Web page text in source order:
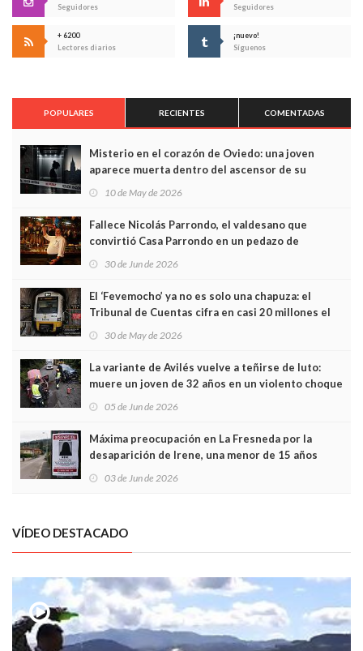
Seguidores
Seguidores
+ 6200
Lectores diarios
¡nuevo!
Síguenos
POPULARES RECIENTES COMENTADAS
Misterio en el corazón de Oviedo: una joven
aparece muerta dentro del ascensor de su
10 de May de 2026
Fallece Nicolás Parrondo, el valdesano que
convirtió Casa Parrondo en un pedazo de
30 de Jun de 2026
El ‘Fevemocho’ ya no es solo una chapuza: el
Tribunal de Cuentas cifra en casi 20 millones el
30 de May de 2026
La variante de Avilés vuelve a teñirse de luto:
muere un joven de 32 años en un violento choque
05 de Jun de 2026
Máxima preocupación en La Fresneda por la
desaparición de Irene, una menor de 15 años
03 de Jun de 2026
VÍDEO DESTACADO